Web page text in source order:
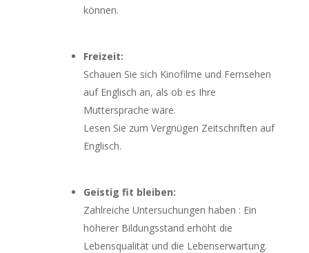
können.
Freizeit:
Schauen Sie sich Kinofilme und Fernsehen
auf Englisch an, als ob es Ihre
Muttersprache wäre.
Lesen Sie zum Vergnügen Zeitschriften auf
Englisch.
Geistig fit bleiben:
Zahlreiche Untersuchungen haben : Ein
höherer Bildungsstand erhöht die
Lebensqualität und die Lebenserwartung.